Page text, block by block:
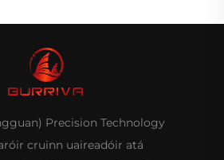
Precision Technology
cruinn uaireadóir atá